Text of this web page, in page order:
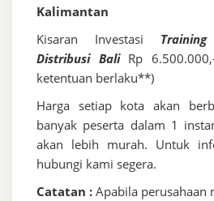
Kalimantan
Kisaran Investasi
Distribusi Bali Rp
ketentuan berlaku**)
Harga setiap kota akan
banyak peserta dalam 1
akan lebih murah. Untuk
hubungi kami segera.
Catatan : Apabila perusahaan